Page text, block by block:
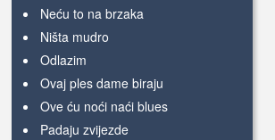
Neću to na brzaka
Ništa mudro
Odlazim
Ovaj ples dame biraju
Ove ću noći naći blues
Padaju zvijezde